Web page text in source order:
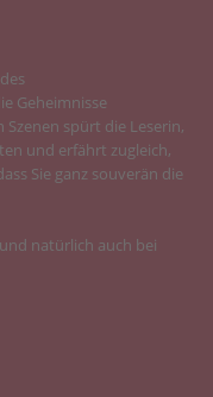
Geheimnisse
spürt die Leserin,
und erfährt zugleich,
Sie ganz souverän die
und natürlich auch bei